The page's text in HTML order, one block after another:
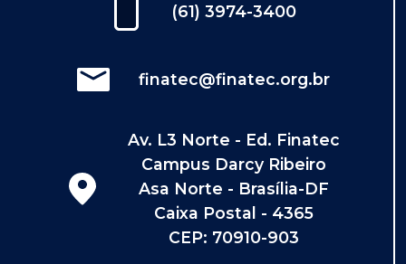
(61) 3974-3400
finatec@finatec.org.br
Av. L3 Norte - Ed. Finatec
Campus Darcy Ribeiro
Asa Norte - Brasília-DF
Caixa Postal - 4365
CEP: 70910-903